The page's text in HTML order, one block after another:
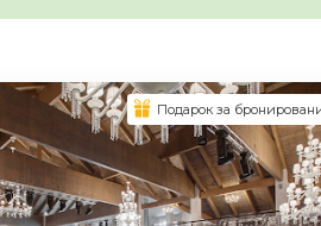
Подарок за